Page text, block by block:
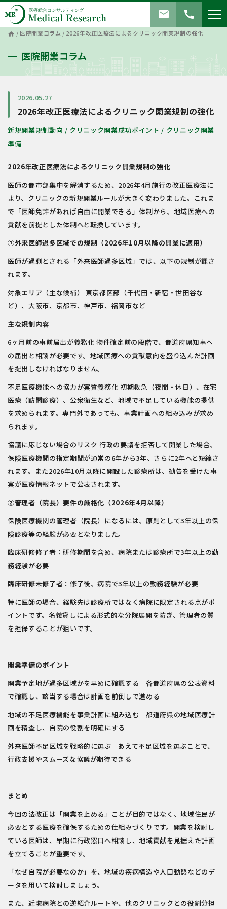
call
mail
home /医院開業コラム / 2026年改正医療法によるクリニック開業規制の強化
医院開業コラム
2026.05.27
2026年改正医療法によるクリニック開業規制の強化
新規開業規制動向 / クリニック開業成功ポイント / クリニック開業
準備
2026年改正医療法によるクリニック開業規制の強化
医師の都市部集中を解消するため、2026年4月施行の改正医療法に
より、クリニックの新規開業ルールが大きく変わりました。これま
で「医師免許があれば自由に開業できる」体制から、地域医療への
貢献を前提とした体制へと転換しています。
①外来医師過多区域での規制（2026年10月以降の開業に適用）
医師が過剰とされる「外来医師過多区域」では、以下の規制が課さ
れます。
対象エリア（主な候補） 東京都区部（千代田・新宿・世田谷な
ど）、大阪市、京都市、神戸市、福岡市など
主な規制内容
6ヶ月前の事前届出が義務化 物件確定前の段階で、都道府県知事へ
の届出と相談が必要です。地域医療への貢献意向を盛り込んだ計画
を提出しなければなりません。
不足医療機能への協力が実質義務化 初期救急（夜間・休日）、在宅
医療（訪問診療）、公衆衛生など、地域で不足している機能の提供
を求められます。専門外であっても、事業計画への組み込みが求め
られます。
協議に応じない場合のリスク 行政の要請を拒否して開業した場合、
保険医療機関の指定期間が通常の6年から3年、さらに2年へと短縮さ
れます。また2026年10月以降に開設した診療所は、勧告を受けた事
実が医療情報ネットで公表されます。
②管理者（院長）要件の厳格化（2026年4月以降）
保険医療機関の管理者（院長）になるには、原則として3年以上の保
険診療等の経験が必要となりました。
臨床研修修了者：研修期間を含め、病院または診療所で3年以上の勤
務経験が必要
臨床研修未修了者：修了後、病院で3年以上の勤務経験が必要
特に医師の場合、経験先は診療所ではなく病院に限定される点がポ
イントです。名義貸しによる形式的な分院展開を防ぎ、管理者の質
を担保することが狙いです。
開業準備のポイント
開業予定地が過多区域かを早めに確認する 各都道府県の公表資料
で確認し、該当する場合は計画を前倒しで進める
地域の不足医療機能を事業計画に組み込む 都道府県の地域医療計
画を精査し、自院の役割を明確にする
外来医師不足区域を戦略的に選ぶ あえて不足区域を選ぶことで、
行政支援やスムーズな協議が期待できる
まとめ
今回の法改正は「開業を止める」ことが目的ではなく、地域住民が
必要とする医療を確保するための仕組みづくりです。開業を検討し
ている医師は、早期に行政窓口へ相談し、地域貢献を見据えた計画
を立てることが重要です。
「なぜ自院が必要なのか」を、地域の疾病構造や人口動態などのデ
ータを用いて検討しましょう。
また、近隣病院との逆紹介ルートや、他のクリニックとの役割分担